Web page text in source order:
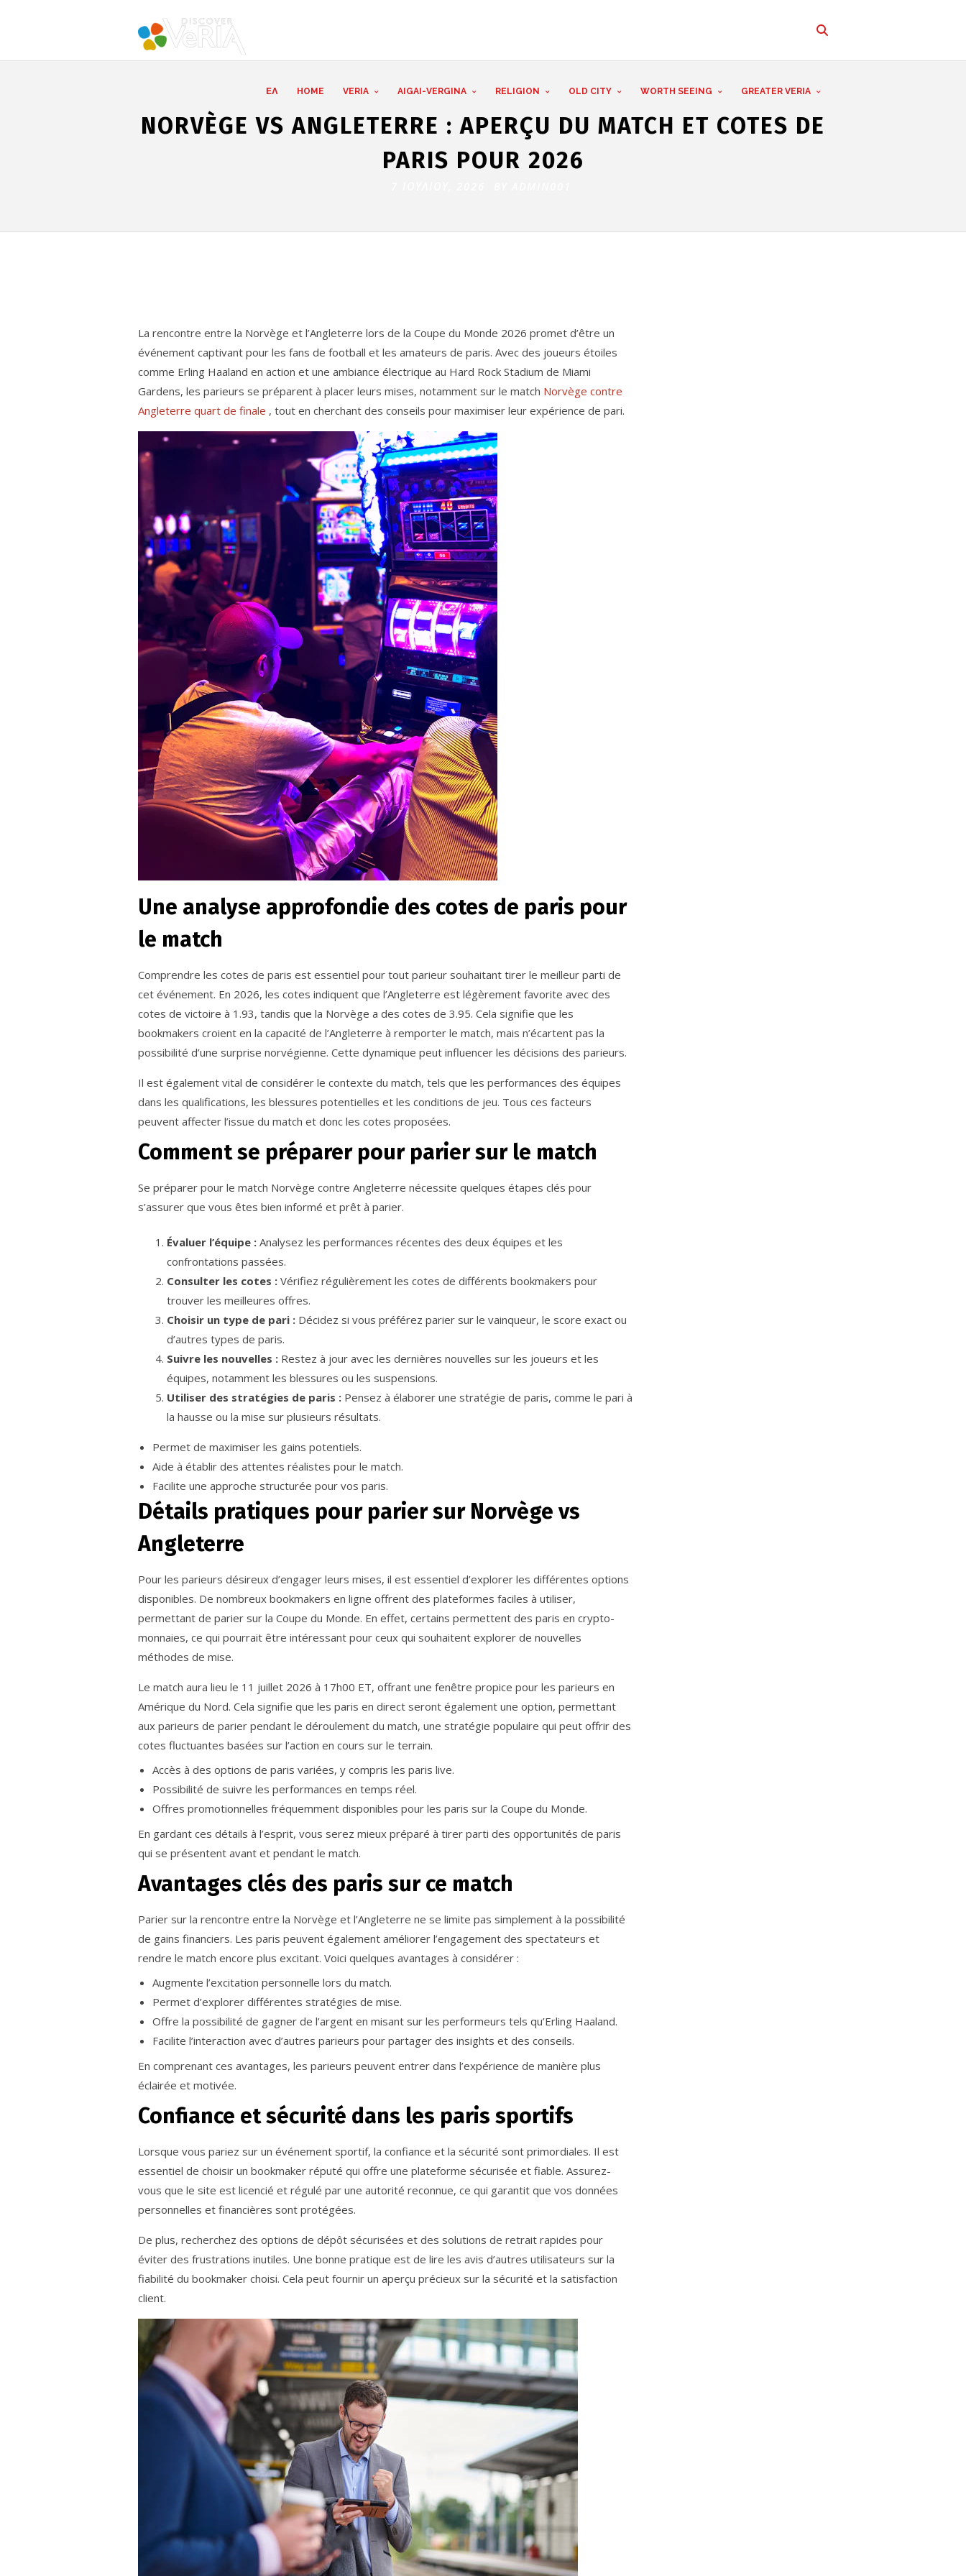
ΕΛ HOME VERIA AIGAI-VERGINA RELIGION OLD CITY WORTH SEEING GREATER VERIA
NORVÈGE VS ANGLETERRE : APERÇU DU MATCH ET COTES DE
PARIS POUR 2026
La rencontre entre la Norvège et l’Angleterre lors de la Coupe du Monde 2026 promet d’être un
événement captivant pour les fans de football et les amateurs de paris. Avec des joueurs étoiles
comme Erling Haaland en action et une ambiance électrique au Hard Rock Stadium de Miami
Gardens, les parieurs se préparent à placer leurs mises, notamment sur le match Norvège contre
Angleterre quart de finale , tout en cherchant des conseils pour maximiser leur expérience de pari.
Une analyse approfondie des cotes de paris pour
le match
Comprendre les cotes de paris est essentiel pour tout parieur souhaitant tirer le meilleur parti de
cet événement. En 2026, les cotes indiquent que l’Angleterre est légèrement favorite avec des
cotes de victoire à 1.93, tandis que la Norvège a des cotes de 3.95. Cela signifie que les
bookmakers croient en la capacité de l’Angleterre à remporter le match, mais n’écartent pas la
possibilité d’une surprise norvégienne. Cette dynamique peut influencer les décisions des parieurs.
Il est également vital de considérer le contexte du match, tels que les performances des équipes
dans les qualifications, les blessures potentielles et les conditions de jeu. Tous ces facteurs
peuvent affecter l’issue du match et donc les cotes proposées.
Comment se préparer pour parier sur le match
Se préparer pour le match Norvège contre Angleterre nécessite quelques étapes clés pour
s’assurer que vous êtes bien informé et prêt à parier.
Évaluer l’équipe : Analysez les performances récentes des deux équipes et les
confrontations passées.
Consulter les cotes : Vérifiez régulièrement les cotes de différents bookmakers pour
trouver les meilleures offres.
Choisir un type de pari : Décidez si vous préférez parier sur le vainqueur, le score exact ou
d’autres types de paris.
Suivre les nouvelles : Restez à jour avec les dernières nouvelles sur les joueurs et les
équipes, notamment les blessures ou les suspensions.
Utiliser des stratégies de paris : Pensez à élaborer une stratégie de paris, comme le pari à
la hausse ou la mise sur plusieurs résultats.
Permet de maximiser les gains potentiels.
Aide à établir des attentes réalistes pour le match.
Facilite une approche structurée pour vos paris.
Détails pratiques pour parier sur Norvège vs
Angleterre
Pour les parieurs désireux d’engager leurs mises, il est essentiel d’explorer les différentes options
disponibles. De nombreux bookmakers en ligne offrent des plateformes faciles à utiliser,
permettant de parier sur la Coupe du Monde. En effet, certains permettent des paris en crypto-
monnaies, ce qui pourrait être intéressant pour ceux qui souhaitent explorer de nouvelles
méthodes de mise.
Le match aura lieu le 11 juillet 2026 à 17h00 ET, offrant une fenêtre propice pour les parieurs en
Amérique du Nord. Cela signifie que les paris en direct seront également une option, permettant
aux parieurs de parier pendant le déroulement du match, une stratégie populaire qui peut offrir des
cotes fluctuantes basées sur l’action en cours sur le terrain.
Accès à des options de paris variées, y compris les paris live.
Possibilité de suivre les performances en temps réel.
Offres promotionnelles fréquemment disponibles pour les paris sur la Coupe du Monde.
En gardant ces détails à l’esprit, vous serez mieux préparé à tirer parti des opportunités de paris
qui se présentent avant et pendant le match.
Avantages clés des paris sur ce match
Parier sur la rencontre entre la Norvège et l’Angleterre ne se limite pas simplement à la possibilité
de gains financiers. Les paris peuvent également améliorer l’engagement des spectateurs et
rendre le match encore plus excitant. Voici quelques avantages à considérer :
Augmente l’excitation personnelle lors du match.
Permet d’explorer différentes stratégies de mise.
Offre la possibilité de gagner de l’argent en misant sur les performeurs tels qu’Erling Haaland.
Facilite l’interaction avec d’autres parieurs pour partager des insights et des conseils.
En comprenant ces avantages, les parieurs peuvent entrer dans l’expérience de manière plus
éclairée et motivée.
Confiance et sécurité dans les paris sportifs
Lorsque vous pariez sur un événement sportif, la confiance et la sécurité sont primordiales. Il est
essentiel de choisir un bookmaker réputé qui offre une plateforme sécurisée et fiable. Assurez-
vous que le site est licencié et régulé par une autorité reconnue, ce qui garantit que vos données
personnelles et financières sont protégées.
De plus, recherchez des options de dépôt sécurisées et des solutions de retrait rapides pour
éviter des frustrations inutiles. Une bonne pratique est de lire les avis d’autres utilisateurs sur la
fiabilité du bookmaker choisi. Cela peut fournir un aperçu précieux sur la sécurité et la satisfaction
client.